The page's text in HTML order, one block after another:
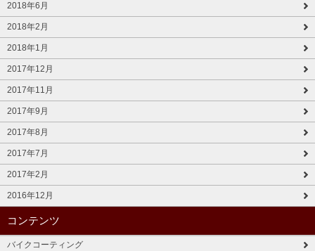
2018年6月
2018年2月
2018年1月
2017年12月
2017年11月
2017年9月
2017年8月
2017年7月
2017年2月
2016年12月
コンテンツ
バイクコーティング